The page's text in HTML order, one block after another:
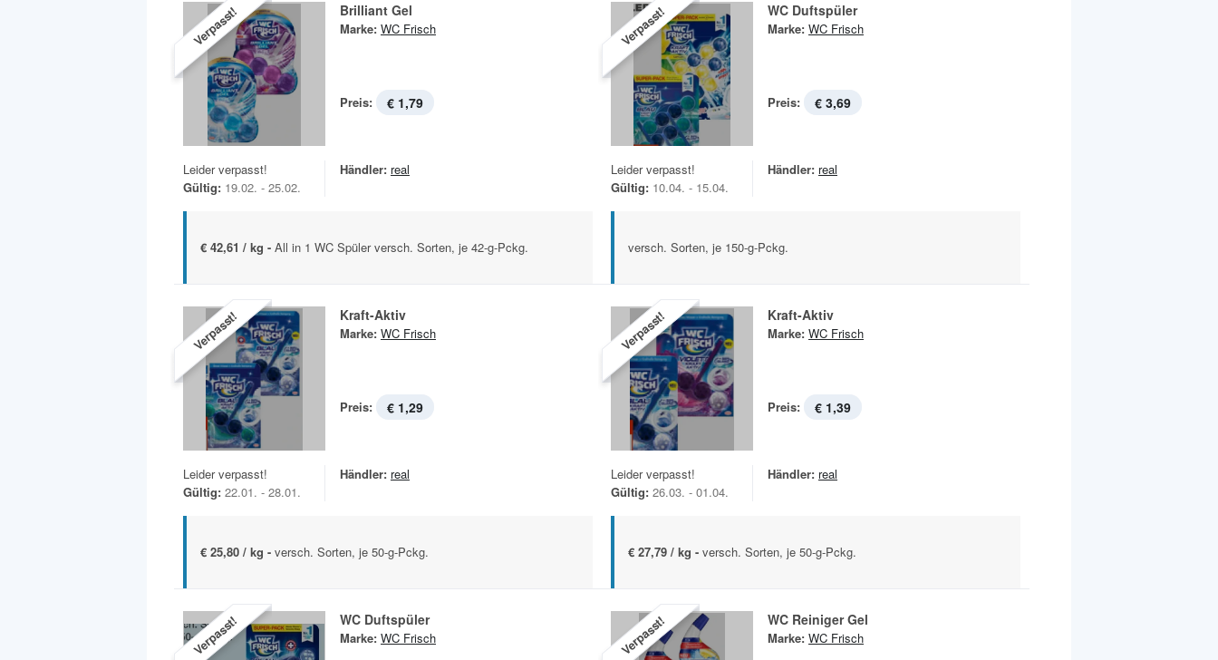
Verpasst! Brilliant Gel
Marke: WC Frisch
Preis: € 1,79
Leider verpasst!
Gültig: 19.02. - 25.02.
Händler: real
€ 42,61 / kg - All in 1 WC Spüler versch. Sorten, je 42-g-Pckg.
Verpasst! WC Duftspüler
Marke: WC Frisch
Preis: € 3,69
Leider verpasst!
Gültig: 10.04. - 15.04.
Händler: real
versch. Sorten, je 150-g-Pckg.
Verpasst! Kraft-Aktiv
Marke: WC Frisch
Preis: € 1,29
Leider verpasst!
Gültig: 22.01. - 28.01.
Händler: real
€ 25,80 / kg - versch. Sorten, je 50-g-Pckg.
Verpasst! Kraft-Aktiv
Marke: WC Frisch
Preis: € 1,39
Leider verpasst!
Gültig: 26.03. - 01.04.
Händler: real
€ 27,79 / kg - versch. Sorten, je 50-g-Pckg.
Verpasst! WC Duftspüler
Marke: WC Frisch Verpasst! WC Reiniger Gel
Marke: WC Frisch